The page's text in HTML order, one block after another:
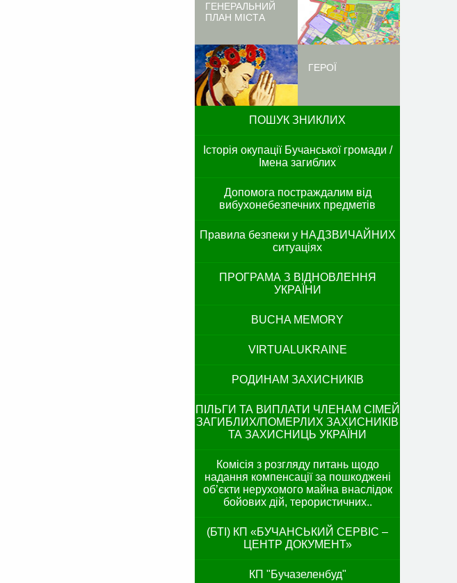
ГЕНЕРАЛЬНИЙ
ПЛАН МІСТА
ГЕРОЇ
ПОШУК ЗНИКЛИХ
Історія окупації Бучанської громади /
Імена загиблих
Допомога постраждалим від
вибухонебезпечних предметів
Правила безпеки у НАДЗВИЧАЙНИХ
ситуаціях
ПРОГРАМА З ВІДНОВЛЕННЯ
УКРАЇНИ
BUCHA MEMORY
VIRTUALUKRAINE
РОДИНАМ ЗАХИСНИКІВ
ПІЛЬГИ ТА ВИПЛАТИ ЧЛЕНАМ СІМЕЙ
ЗАГИБЛИХ/ПОМЕРЛИХ ЗАХИСНИКІВ
ТА ЗАХИСНИЦЬ УКРАЇНИ
Комісія з розгляду питань щодо
надання компенсації за пошкоджені
об’єкти нерухомого майна внаслідок
бойових дій, терористичних..
(БТІ) КП «БУЧАНСЬКИЙ СЕРВІС –
ЦЕНТР ДОКУМЕНТ»
КП "Бучазеленбуд"